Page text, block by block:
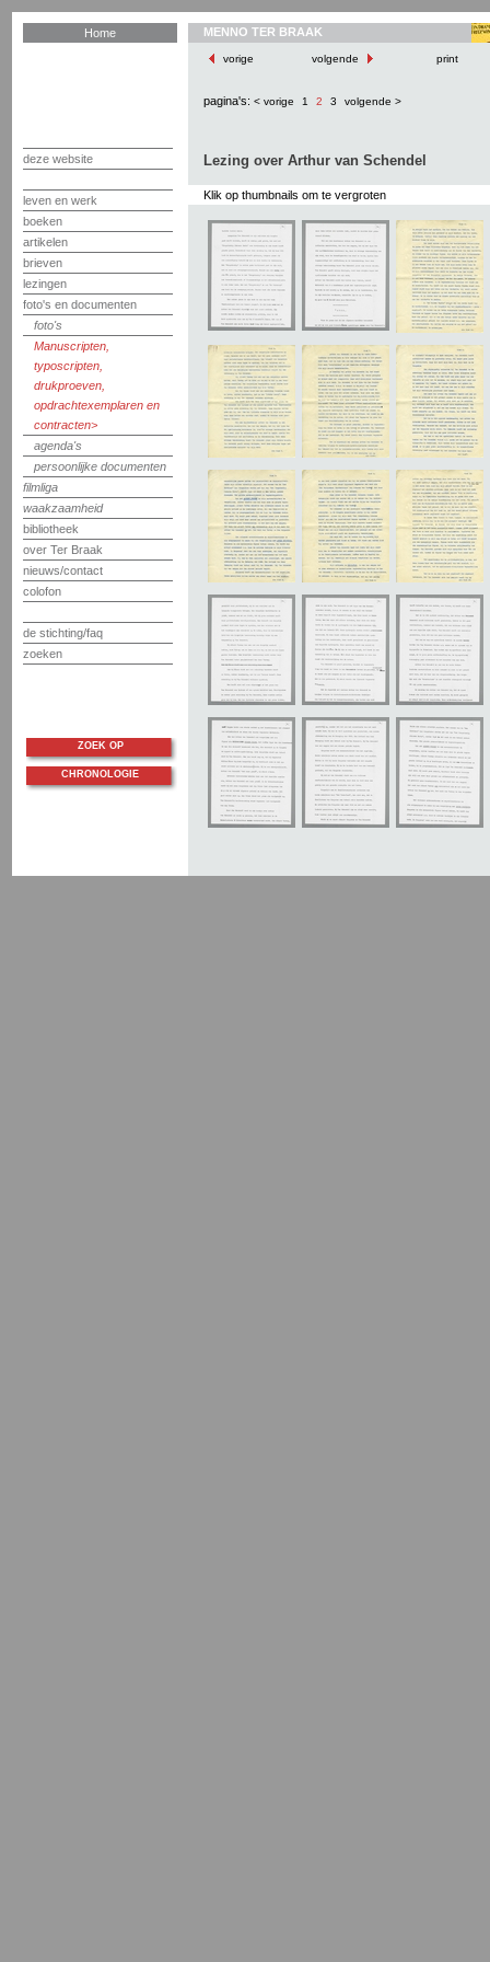
Home
deze website
leven en werk
boeken
artikelen
brieven
lezingen
foto's en documenten
foto's
Manuscripten,
typoscripten,
drukproeven,
opdrachtexemplaren en
contracten
agenda's
persoonlijke documenten
filmliga
waakzaamheid
bibliotheek
over Ter Braak
nieuws/contact
colofon
de stichting/faq
zoeken
MENNO TER BRAAK
vorige volgende print
pagina's: < vorige 1 2 3 volgende >
Lezing over Arthur van Schendel
Klik op thumbnails om te vergroten
ZOEK OP
CHRONOLOGIE